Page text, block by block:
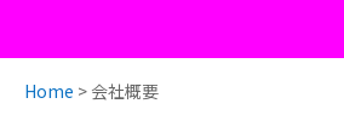
Home > 会社概要